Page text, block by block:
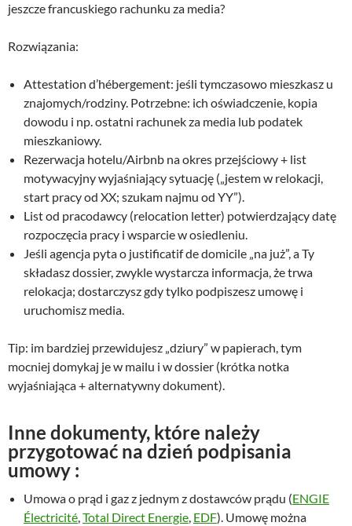
jeszcze francuskiego rachunku za media?
Rozwiązania:
Attestation d’hébergement: jeśli tymczasowo mieszkasz u
znajomych/rodziny. Potrzebne: ich oświadczenie, kopia
dowodu i np. ostatni rachunek za media lub podatek
mieszkaniowy.
Rezerwacja hotelu/Airbnb na okres przejściowy + list
motywacyjny wyjaśniający sytuację („jestem w relokacji,
start pracy od XX; szukam najmu od YY”).
List od pracodawcy (relocation letter) potwierdzający datę
rozpoczęcia pracy i wsparcie w osiedleniu.
Jeśli agencja pyta o justificatif de domicile „na już”, a Ty
składasz dossier, zwykle wystarcza informacja, że trwa
relokacja; dostarczysz gdy tylko podpiszesz umowę i
uruchomisz media.
Tip: im bardziej przewidujesz „dziury” w papierach, tym
mocniej domykaj je w mailu i w dossier (krótka notka
wyjaśniająca + alternatywny dokument).
Inne dokumenty, które należy
przygotować na dzień podpisania
umowy :
Umowa o prąd i gaz z jednym z dostawców prądu (ENGIE
Électricité,Total Direct Energie, EDF). Umowę można